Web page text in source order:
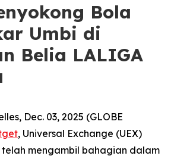
Bola
Umbi di
Belia LALIGA
Dec. 03, 2025 (GLOBE
, Universal Exchange (UEX)
mengambil bahagian dalam